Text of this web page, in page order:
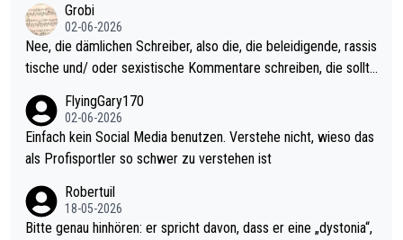
ohl wenig WDF Turniere spielen. Dies war bei Archie Self letzt
es Jahr der Fall. Er musste als amtierender Weltmeister durch
den Qualifier und ich glaube kaum, dass Mitchel sich das (in Ve
gas) antun würde, wenn er doch eigentlich die PDC-WM als Zi
el hat.
Grobi
02-06-2026
Nee, die dämlichen Schreiber, also die, die beleidigende, rassis
tische und/ oder sexistische Kommentare schreiben, die sollte
s Leben in den Griff kriegen. Nur eins wundert mich: Luke Little
r war doch neulich erst derjenige, der über Social Media GvV p
rovoziert hat. Und Littlers Mutter schießt öfters mal gegen Ric
FlyingGary170
02-06-2026
Einfach kein Social Media benutzen. Verstehe nicht, wieso das
als Profisportler so schwer zu verstehen ist
Robertuil
18-05-2026
Bitte genau hinhören: er spricht davon, dass er eine „dystonia“,